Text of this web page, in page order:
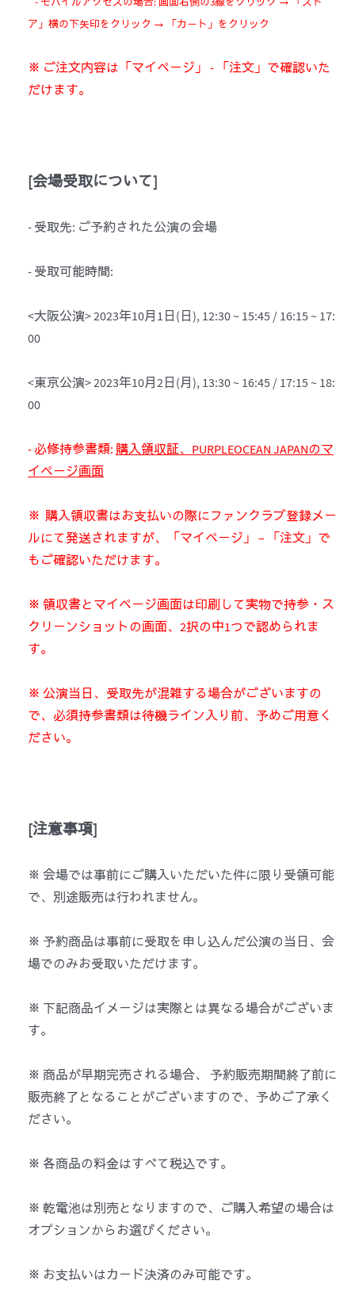
ア」横の下矢印をクリック → 「カート」をクリック
※ ご注文内容は「マイページ」 - 「注文」で確認いた
だけます。
[会場受取について]
- 受取先: ご予約された公演の会場
- 受取可能時間:
<大阪公演> 2023年10月1日(日), 12:30 ~ 15:45 / 16:15 ~ 17:
00
<東京公演> 2023年10月2日(月), 13:30 ~ 16:45 / 17:15 ~ 18:
00
- 必修持参書類: 購入領収証、 PURPLEOCEAN JAPANのマ
イページ画面
※ 購入領収書はお支払いの際にファンクラブ登録メー
ルにて発送されますが、「マイページ」 – 「注文」で
もご確認いただけます。
※ 領収書とマイページ画面は印刷して実物で持参・ス
クリーンショットの画面、2択の中1つで認められま
す。
※ 公演当日、受取先が混雑する場合がございますの
で、必須持参書類は待機ライン入り前、予めご用意く
ださい。
[注意事項]
※ 会場では事前にご購入いただいた件に限り受領可能
で、別途販売は行われません。
※ 予約商品は事前に受取を申し込んだ公演の当日、会
場でのみお受取いただけます。
※ 下記商品イメージは実際とは異なる場合がございま
す。
※ 商品が早期完売される場合、 予約販売期間終了前に
販売終了となることがございますので、予めご了承く
ださい。
※ 各商品の料金はすべて税込です。
※ 乾電池は別売となりますので、ご購入希望の場合は
オプションからお選びください。
※ お支払いはカード決済のみ可能です。